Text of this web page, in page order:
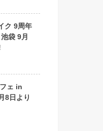
ク 9周年
袋 9月
ェ in
8日より